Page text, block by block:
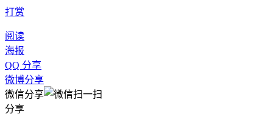
打赏
阅读
海报
QQ 分享
微博分享
微信分享
分享